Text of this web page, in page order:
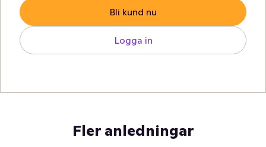
Bli kund nu
Logga in
Fler anledningar